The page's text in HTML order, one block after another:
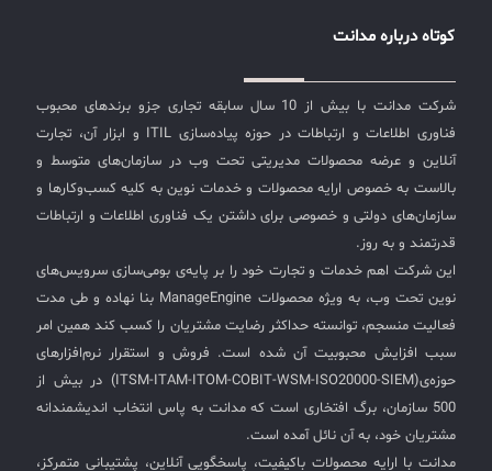
عملکرد: ارائه گزارش‌های جامع از عملکرد سرویس دسک،
شاخص‌های کلیدی عملکرد (KPI).تحلیل داده‌ها: تحلیل
داده‌های جمع‌آوری‌شده برای شناسایی الگوها، مشکلات مکرر،
و فرصت‌های بهبود. چرا سازمان‌ها باید از ITIL و سرویس
دسک استفاده کنند؟ چارچوب ITIL: ITIL (Information
Technology Infrastructure Library) مجموعه‌ای از بهترین
شیوه‌ها و چارچوب‌هایی است که به بهبود مدیریت خدمات
مدیریت درخواست‌ها، مدیریت مشکلات، مدیریت تغییرات،
و دیگر فرآیندهای مرتبط است.یکپارچگی با ITIL: استفاده از
سرویس دسک با پیروی از شیوه‌های ITIL، سازمان‌ها را قادر
می‌سازد تا خدمات فناوری اطلاعات را به‌طور مؤثرتر مدیریت
کنند و کیفیت خدمات را بهبود بخشند.افزایش کارایی و
بهره‌وری: مدیریت مؤثر: سرویس دسک به سازمان‌ها کمک
می‌کند تا درخواست‌ها و مشکلات را به‌طور مؤثر مدیریت کنند،
که این امر به افزایش بهره‌وری و کاهش زمان‌های توقف منجر
کوتاه درباره مدانت
شرکت مدانت با بیش از 10 سال سابقه تجاری جزو برندهای محبوب
فناوری اطلاعات و ارتباطات در حوزه پیاده‌سازی ITIL و ابزار آن، تجارت
آنلاین و عرضه محصولات مدیریتی تحت وب در سازمان‌های متوسط و
بالاست به خصوص ارایه محصولات و خدمات نوین به کلیه کسب‌وکارها و
سازمان‌های دولتی و خصوصی برای داشتن یک فناوری اطلاعات و ارتباطات
قدرتمند و به روز.
این شرکت اهم خدمات و تجارت خود را بر پایه‌ی بومی‌سازی سرویس‌های
نوین تحت وب، به ویژه محصولات ManageEngine بنا نهاده و طی مدت
فعالیت منسجم، توانسته حداکثر رضایت مشتریان را کسب کند همین امر
سبب افزایش محبوبیت آن شده است. فروش و استقرار نرم‌افزارهای
حوزه‌ی(ITSM-ITAM-ITOM-COBIT-WSM-ISO20000-SIEM) در بیش از
500 سازمان، برگ افتخاری است که مدانت به پاس انتخاب اندیشمندانه
مشتریان خود، به آن نائل آمده است.
مدانت با ارایه محصولات باکیفیت، پاسخگویی آنلاین، پشتیبانی متمرکز،
✧
سامانه مدیریت دارایی‌ها [Asset Explorer]
سامانه مدیریت پشتیبانی مشتریان
DDI
◉
سامانه مدیریت دسترسی ممتاز
سامانه آزمون آنلاین